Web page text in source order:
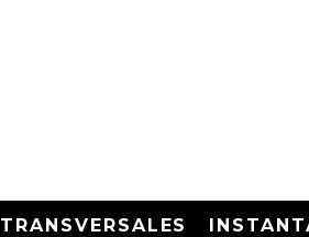
TRANSVERSALES